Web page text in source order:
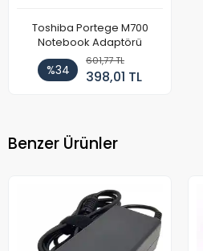
Toshiba Portege M700
Notebook Adaptörü
%34
601,77 TL
398,01 TL
Benzer Ürünler